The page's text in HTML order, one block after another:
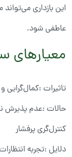
این بازداری
عاطفی شود.
معیارهای
تاثیرات :کمال‌گرایی
حالات :عدم پذیرش
کنترل‌گری پرفشار
دلایل :تجربه